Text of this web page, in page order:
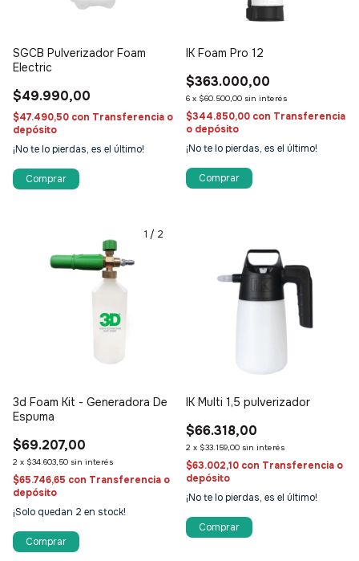
SGCB Pulverizador Foam
Electric
$49.990,00
$47.490,50 con Transferencia o
depósito
¡No te lo pierdas, es el último!
IK Foam Pro 12
$363.000,00
6 x $60.500,00 sin interés
$344.850,00 con Transferencia
o depósito
¡No te lo pierdas, es el último!
1 / 2
3d Foam Kit - Generadora De
Espuma
$69.207,00
2 x $34.603,50 sin interés
$65.746,65 con Transferencia o
depósito
¡Solo quedan 2 en stock!
IK Multi 1,5 pulverizador
$66.318,00
2 x $33.159,00 sin interés
$63.002,10 con Transferencia o
depósito
¡No te lo pierdas, es el último!